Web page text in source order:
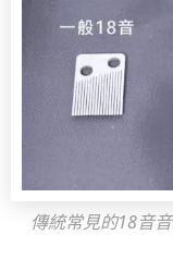
傳統常見的18音